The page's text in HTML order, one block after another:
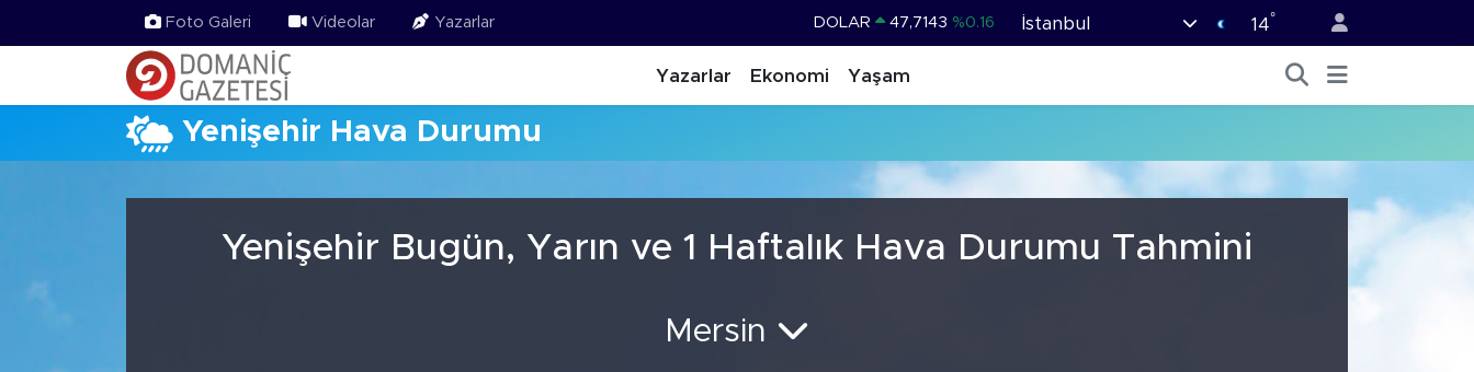
Foto Galeri Videolar Yazarlar DOLAR 47,7143 %0.16
STERLİN 64,2463 %0.07
BİST100 13.799
İstanbul 14°
Yazarlar Ekonomi Yaşam
Yenişehir Hava Durumu
Yenişehir Bugün, Yarın ve 1 Haftalık Hava Durumu Tahmini
Mersin